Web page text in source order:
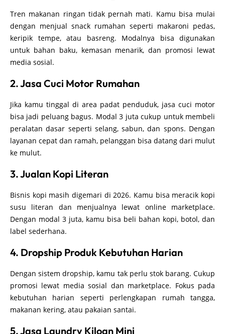
Tren makanan ringan tidak pernah mati. Kamu bisa mulai
dengan menjual snack rumahan seperti makaroni pedas,
keripik tempe, atau basreng. Modalnya bisa digunakan
untuk bahan baku, kemasan menarik, dan promosi lewat
media sosial.
2. Jasa Cuci Motor Rumahan
Jika kamu tinggal di area padat penduduk, jasa cuci motor
bisa jadi peluang bagus. Modal 3 juta cukup untuk membeli
peralatan dasar seperti selang, sabun, dan spons. Dengan
layanan cepat dan ramah, pelanggan bisa datang dari mulut
ke mulut.
3. Jualan Kopi Literan
Bisnis kopi masih digemari di 2026. Kamu bisa meracik kopi
susu literan dan menjualnya lewat online marketplace.
Dengan modal 3 juta, kamu bisa beli bahan kopi, botol, dan
label sederhana.
4. Dropship Produk Kebutuhan Harian
Dengan sistem dropship, kamu tak perlu stok barang. Cukup
promosi lewat media sosial dan marketplace. Fokus pada
kebutuhan harian seperti perlengkapan rumah tangga,
makanan kering, atau pakaian santai.
5. Jasa Laundry Kiloan Mini